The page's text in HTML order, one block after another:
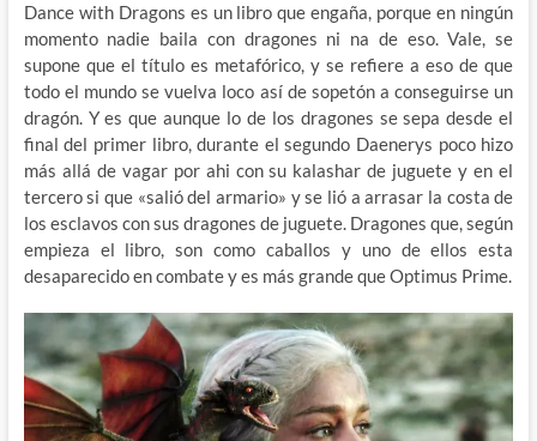
Dance with Dragons es un libro que engaña, porque en ningún
momento nadie baila con dragones ni na de eso. Vale, se
supone que el título es metafórico, y se refiere a eso de que
todo el mundo se vuelva loco así de sopetón a conseguirse un
dragón. Y es que aunque lo de los dragones se sepa desde el
final del primer libro, durante el segundo Daenerys poco hizo
más allá de vagar por ahi con su kalashar de juguete y en el
tercero si que «salió del armario» y se lió a arrasar la costa de
los esclavos con sus dragones de juguete. Dragones que, según
empieza el libro, son como caballos y uno de ellos esta
desaparecido en combate y es más grande que Optimus Prime.